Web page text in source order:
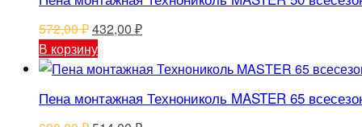
572,00₽Первоначальная
цена
составляла
432,00 ₽Текущая
432,00 ₽.
В корзину
Пена монтажная Технониколь MASTER 65